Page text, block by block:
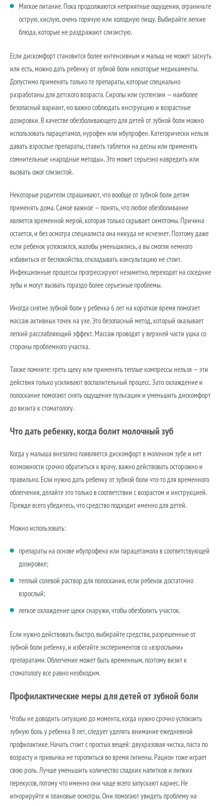
Мягкое питание. Пока продолжаются неприятные ощущения, ограничьте
острую, кислую, очень горячую или холодную пищу. Выбирайте легкие
блюда, которые не раздражают слизистую.
Если дискомфорт становится более интенсивным и малыш не может заснуть
или есть, можно дать ребенку от зубной боли некоторые медикаменты.
Допустимо применять только те препараты, которые специально
разработаны для детского возраста. Сиропы или суспензии — наиболее
безопасный вариант, но важно соблюдать инструкцию и возрастные
дозировки. В качестве обезболивающего для детей от зубной боли можно
использовать парацетамол, нурофен или ибупрофен. Категорически нельзя
давать взрослые препараты, ставить таблетки на десны или применять
сомнительные «народные методы». Это может серьезно навредить или
вызвать ожог слизистой.
Некоторые родители спрашивают, что вообще от зубной боли детям
применять дома. Самое важное — понять, что любое обезболивание
является временной мерой, которая только скрывает симптомы. Причина
остается, и без осмотра специалиста она никуда не исчезнет. Поэтому даже
если ребенок успокоился, жалобы уменьшились, а вы смогли немного
избавиться от беспокойства, откладывать консультацию не стоит.
Инфекционные процессы прогрессируют незаметно, переходят на соседние
зубы и могут вызвать гораздо более серьезные проблемы.
Иногда снятие зубной боли у ребенка 6 лет на короткое время помогает
массаж активных точек на ухе. Это безопасный метод, который оказывает
легкий расслабляющий эффект. Массаж проводят у верхней части ушка со
стороны проблемного участка.
Также помните: греть щеку или применять теплые компрессы нельзя — эти
действия только усиливают воспалительный процесс. Зато охлаждение и
полоскание помогают снять ощущение пульсации и уменьшить дискомфорт
до визита к стоматологу.
Что дать ребенку, когда болит молочный зуб
Когда у малыша внезапно появляется дискомфорт в молочном зубе и нет
возможности срочно обратиться к врачу, важно действовать осторожно и
правильно. Если нужно дать ребенку от зубной боли что-то для временного
облегчения, делайте это только в соответствии с возрастом и инструкцией.
Прежде всего убедитесь, что средство подходит именно для детей.
Можно использовать:
препараты на основе ибупрофена или парацетамола в соответствующей
дозировке;
теплый солевой раствор для полоскания, если ребенок достаточно
взрослый;
легкое охлаждение щеки снаружи, чтобы обезболить участок.
Если нужно действовать быстро, выбирайте средства, разрешенные от
зубной боли ребенку, и избегайте экспериментов со «взрослыми»
препаратами. Облегчение может быть временным, поэтому визит к
стоматологу все равно необходим.
Профилактические меры для детей от зубной боли
Чтобы не доводить ситуацию до момента, когда нужно срочно успокоить
зубную боль у ребенка 8 лет, следует уделять внимание ежедневной
профилактике. Начать стоит с простых вещей: двухразовая чистка, паста по
возрасту и привычка не торопиться во время гигиены. Рацион тоже играет
свою роль. Лучше уменьшить количество сладких напитков и липких
перекусов, потому что именно они чаще всего запускают кариес. Не
игнорируйте и плановые осмотры. Они помогают увидеть проблему на